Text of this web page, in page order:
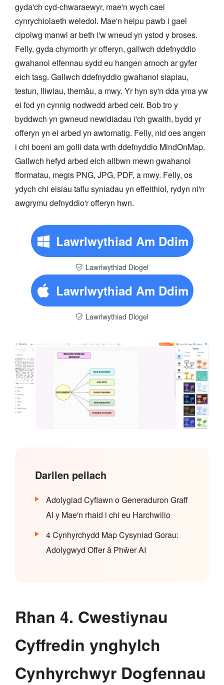
gyda'ch cyd-chwaraewyr, mae'n wych cael
cynrychiolaeth weledol. Mae'n helpu pawb i gael
cipolwg manwl ar beth i'w wneud yn ystod y broses.
Felly, gyda chymorth yr offeryn, gallwch ddefnyddio
gwahanol elfennau sydd eu hangen arnoch ar gyfer
eich tasg. Gallwch ddefnyddio gwahanol siapiau,
testun, lliwiau, themâu, a mwy. Yr hyn sy'n dda yma yw
ei fod yn cynnig nodwedd arbed ceir. Bob tro y
byddwch yn gwneud newidiadau i'ch gwaith, bydd yr
offeryn yn ei arbed yn awtomatig. Felly, nid oes angen
i chi boeni am golli data wrth ddefnyddio MindOnMap.
Gallwch hefyd arbed eich allbwn mewn gwahanol
fformatau, megis PNG, JPG, PDF, a mwy. Felly, os
ydych chi eisiau taflu syniadau yn effeithiol, rydyn ni'n
awgrymu defnyddio'r offeryn hwn.
Lawrlwythiad Am Ddim
Lawrlwythiad Diogel
Lawrlwythiad Am Ddim
Lawrlwythiad Diogel
Darllen pellach
Adolygiad Cyflawn o Generaduron Graff
AI y Mae'n rhaid i chi eu Harchwilio
4 Cynhyrchydd Map Cysyniad Gorau:
Adolygwyd Offer â Phŵer AI
Rhan 4. Cwestiynau
Cyffredin ynghylch
Cynhyrchwyr Dogfennau